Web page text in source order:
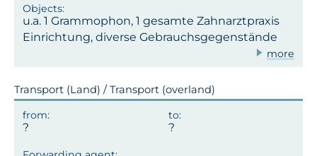
u.a. 1 Grammophon, 1 gesamte Zahnarztpraxis
Einrichtung, diverse Gebrauchsgegenstände
more
Transport (Land) / Transport (overland)